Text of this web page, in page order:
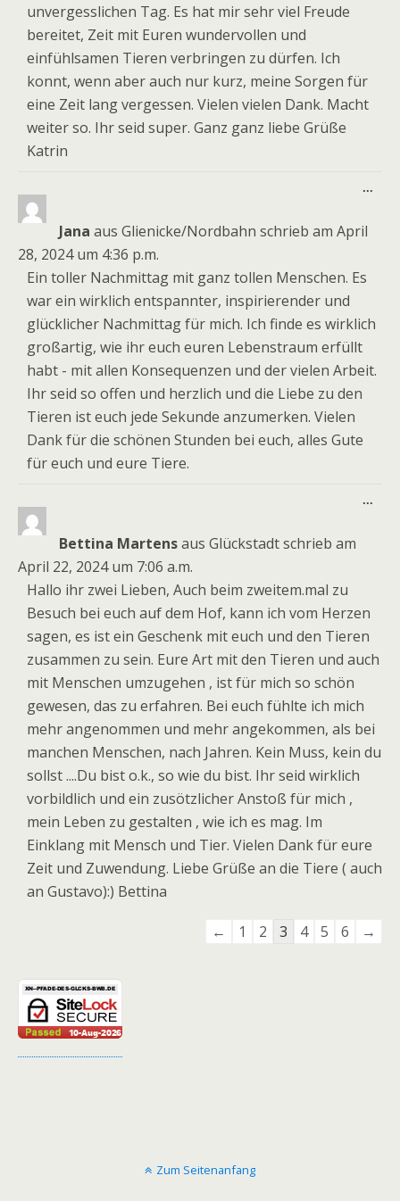
unvergesslichen Tag. Es hat mir sehr viel Freude
bereitet, Zeit mit Euren wundervollen und
einfühlsamen Tieren verbringen zu dürfen. Ich
konnt, wenn aber auch nur kurz, meine Sorgen für
eine Zeit lang vergessen. Vielen vielen Dank. Macht
weiter so. Ihr seid super. Ganz ganz liebe Grüße
Katrin
Jana aus Glienicke/Nordbahn schrieb am April
28, 2024 um 4:36 p.m.
Ein toller Nachmittag mit ganz tollen Menschen. Es
war ein wirklich entspannter, inspirierender und
glücklicher Nachmittag für mich. Ich finde es wirklich
großartig, wie ihr euch euren Lebenstraum erfüllt
habt - mit allen Konsequenzen und der vielen Arbeit.
Ihr seid so offen und herzlich und die Liebe zu den
Tieren ist euch jede Sekunde anzumerken. Vielen
Dank für die schönen Stunden bei euch, alles Gute
für euch und eure Tiere.
...
Bettina Martensaus Glückstadtschrieb am
April 22, 2024 um 7:06 a.m.
Hallo ihr zwei Lieben, Auch beim zweitem.mal zu
Besuch bei euch auf dem Hof, kann ich vom Herzen
sagen, es ist ein Geschenk mit euch und den Tieren
zusammen zu sein. Eure Art mit den Tieren und auch
mit Menschen umzugehen , ist für mich so schön
gewesen, das zu erfahren. Bei euch fühlte ich mich
mehr angenommen und mehr angekommen, als bei
manchen Menschen, nach Jahren. Kein Muss, kein du
sollst ....Du bist o.k., so wie du bist. Ihr seid wirklich
vorbildlich und ein zusötzlicher Anstoß für mich ,
mein Leben zu gestalten , wie ich es mag. Im
Einklang mit Mensch und Tier. Vielen Dank für eure
Zeit und Zuwendung. Liebe Grüße an die Tiere ( auch
an Gustavo):) Bettina
...
Navigation
← 1 2 3 4 5 6 →
Zum Seitenanfang